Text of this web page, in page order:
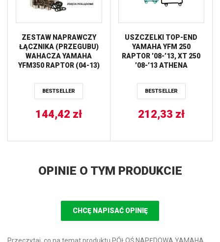
ZESTAW NAPRAWCZY
ŁĄCZNIKA (PRZEGUBU)
WAHACZA YAMAHA
YFM350 RAPTOR (04-13)
CONNECTIONS
BESTSELLER
144,42 zł
USZCZELKI TOP-END
YAMAHA YFM 250
RAPTOR ’08-’13, XT 250
’08-’13 ATHENA
BESTSELLER
212,33 zł
OPINIE O TYM PRODUKCIE
CHCĘ NAPISAĆ OPINIĘ